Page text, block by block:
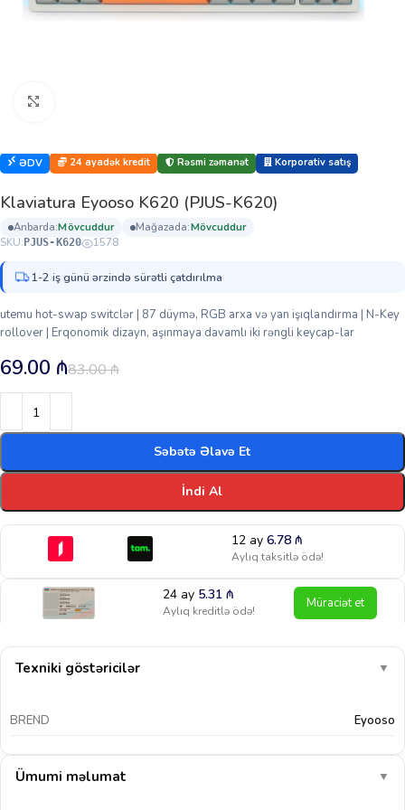
ƏDV 24 ayadək kredit Rəsmi zəmanət Korporativ satış
Klaviatura Eyooso K620 (PJUS-K620)
anbarda: mövcuddur mağazada:
mövcuddur
SKU: PJUS-K620 1578
1-2 iş günü ərzində sürətli çatdırılma
utemu hot-swap switclər | 87 düymə, RGB arxa və yan işıqlandırma | N-Key
rollover | Erqonomik dizayn, aşınmaya davamlı iki rəngli keycap-lar
83.00₼
69.00 ₼
Səbətə Əlavə Et
İndi Al
12 ay 6.78 ₼
Aylıq taksitlə ödə!
24 ay 5.31₼
Aylıq kreditlə ödə! Müraciət et
Texniki göstəricilər ▼
BREND Eyooso
Ümumi məlumat ▼